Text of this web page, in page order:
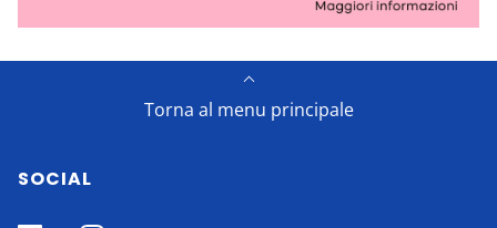
Torna al menu principale
SOCIAL